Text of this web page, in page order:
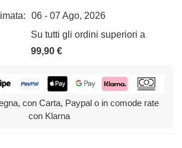
06 - 07 Ago, 2026
Su tutti gli ordini superiori a
99,90€
con Carta, Paypal o in comode rate
con Klarna